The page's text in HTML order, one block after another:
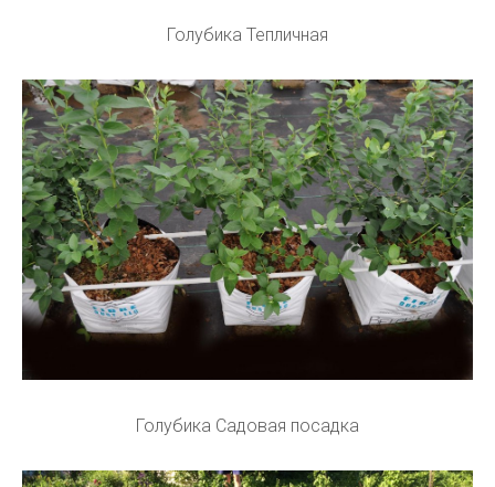
Голубика Тепличная
Голубика Садовая посадка